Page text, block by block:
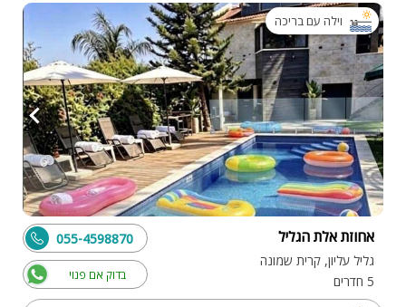
וילה עם בריכה
אחוזת אלת הגליל
גליל עליון, קרית שמונה
5 חדרים
בדוק אם פנוי
055-4598870